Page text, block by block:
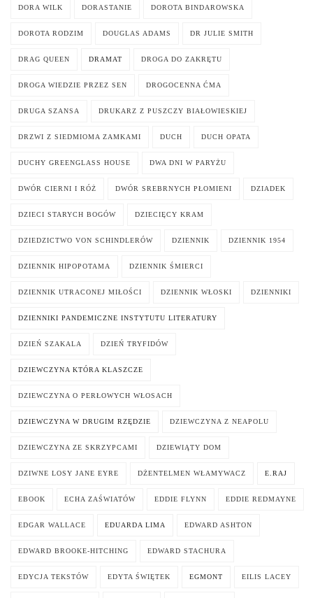
DORA WILK DORASTANIE DOROTA BINDAROWSKA
DOROTA RODZIM DOUGLAS ADAMS DR JULIE SMITH
DRAG QUEEN DRAMAT DROGA DO ZAKRĘTU
DROGA WIEDZIE PRZEZ SEN DROGOCENNA ĆMA
DRUGA SZANSA DRUKARZ Z PUSZCZY BIAŁOWIESKIEJ
DRZWI Z SIEDMIOMA ZAMKAMI DUCH DUCH OPATA
DUCHY GREENGLASS HOUSE DWA DNI W PARYŻU
DWÓR CIERNI I RÓŻ DWÓR SREBRNYCH PŁOMIENI DZIADEK
DZIECI STARYCH BOGÓW DZIECIĘCY KRAM
DZIEDZICTWO VON SCHINDLERÓW DZIENNIK DZIENNIK 1954
DZIENNIK HIPOPOTAMA DZIENNIK ŚMIERCI
DZIENNIK UTRACONEJ MIŁOŚCI DZIENNIK WŁOSKI DZIENNIKI
DZIENNIKI PANDEMICZNE INSTYTUTU LITERATURY
DZIEŃ SZAKALA DZIEŃ TRYFIDÓW
DZIEWCZYNA KTÓRA KLASZCZE
DZIEWCZYNA O PERŁOWYCH WŁOSACH
DZIEWCZYNA W DRUGIM RZĘDZIE DZIEWCZYNA Z NEAPOLU
DZIEWCZYNA ZE SKRZYPCAMI DZIEWIĄTY DOM
DZIWNE LOSY JANE EYRE DŻENTELMEN WŁAMYWACZ E.RAJ
EBOOK ECHA ZAŚWIATÓW EDDIE FLYNN EDDIE REDMAYNE
EDGAR WALLACE EDUARDA LIMA EDWARD ASHTON
EDWARD BROOKE-HITCHING EDWARD STACHURA
EDYCJA TEKSTÓW EDYTA ŚWIĘTEK EGMONT EILIS LACEY